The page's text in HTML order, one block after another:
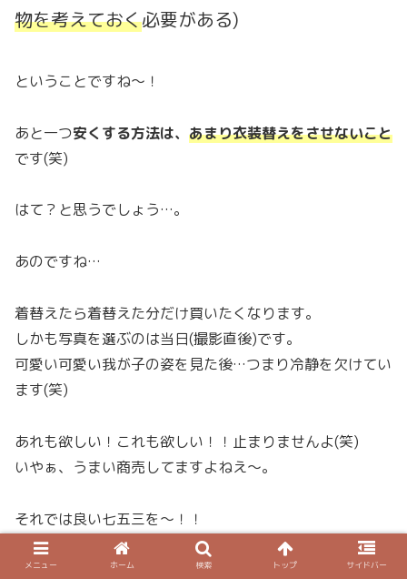
物を考えておく必要がある)
ということですね～！
あと一つ安くする方法は、 あまり衣装替えをさせないこと
です(笑)
はて？と思うでしょう…。
あのですね…
着替えたら着替えた分だけ買いたくなります。
しかも写真を選ぶのは当日(撮影直後)です。
可愛い可愛い我が子の姿を見た後…つまり冷静を欠けてい
ます(笑)
あれも欲しい！これも欲しい！！止まりませんよ(笑)
いやぁ、うまい商売してますよねえ～。
それでは良い七五三を～！！
メニュー ホーム 検索 トップ サイドバー